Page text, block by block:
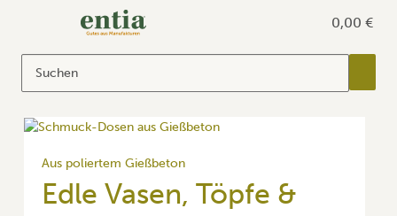
0,00 €
Aus poliertem Gießbeton
Edle Vasen, Töpfe &